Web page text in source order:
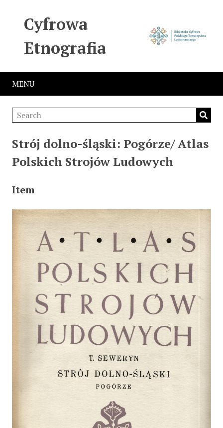
Cyfrowa
Etnografia
MENU
Strój dolno-śląski: Pogórze/ Atlas
Polskich Strojów Ludowych
Item